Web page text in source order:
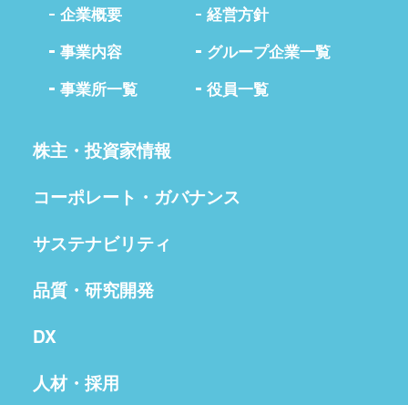
企業概要
経営方針
事業内容
グループ企業一覧
事業所一覧
役員一覧
株主・投資家情報
コーポレート・ガバナンス
サステナビリティ
品質・研究開発
DX
人材・採用